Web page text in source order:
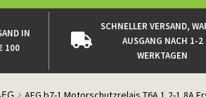
IN
100
SCHNELLER VERSAND,
AUSGANG NACH 1-2
WERKTAGEN